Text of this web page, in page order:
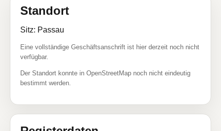
Standort
Sitz: Passau
Eine vollständige Geschäftsanschrift ist hier derzeit noch nicht
verfügbar.
Der Standort konnte in OpenStreetMap noch nicht eindeutig
bestimmt werden.